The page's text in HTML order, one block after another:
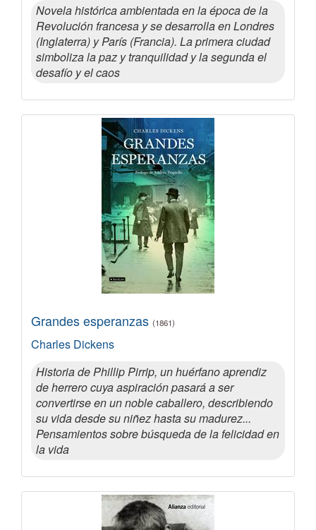
Novela histórica ambientada en la época de la
Revolución francesa y se desarrolla en Londres
(Inglaterra) y París (Francia). La primera ciudad
simboliza la paz y tranquilidad y la segunda el
desafío y el caos
Grandes esperanzas (1861)
Charles Dickens
Historia de Phillip Pirrip, un huérfano aprendiz
de herrero cuya aspiración pasará a ser
convertirse en un noble caballero, describiendo
su vida desde su niñez hasta su madurez...
Pensamientos sobre búsqueda de la felicidad en
la vida